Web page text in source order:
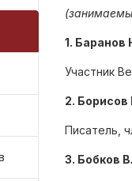
1. Баранов
Участник
2.
Писатель,
3. Бобков